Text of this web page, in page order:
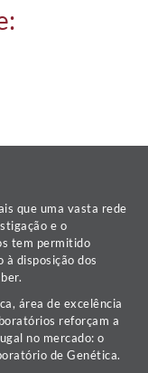
que uma vasta rede
e o
tem permitido
à disposição dos
área de excelência
reforçam a
no mercado: o
de Genética.